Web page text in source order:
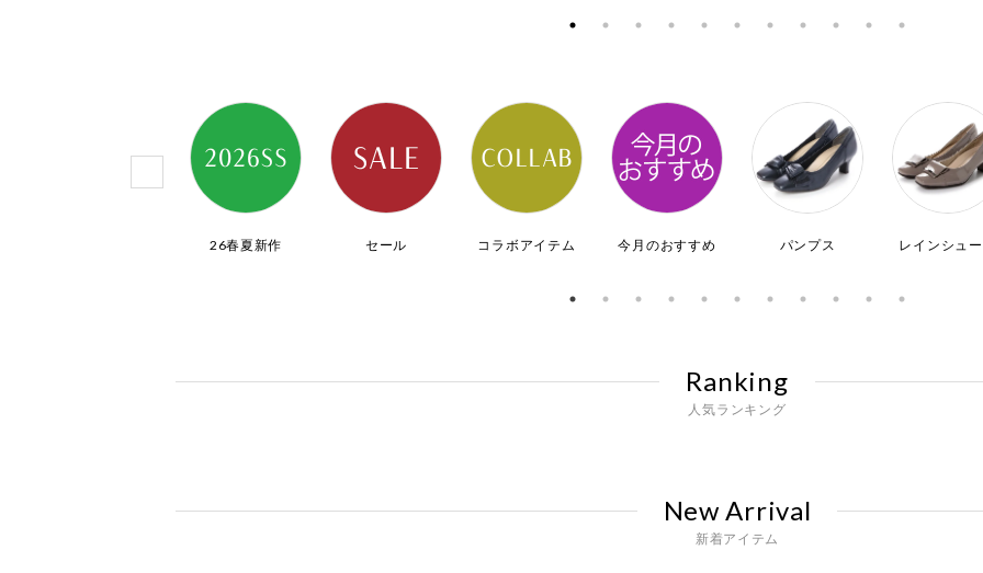
26春夏新作 セール コラボアイテム 今月のおすすめ パンプス レインシュ
Ranking
人気ランキング
New Arrival
新着アイテム